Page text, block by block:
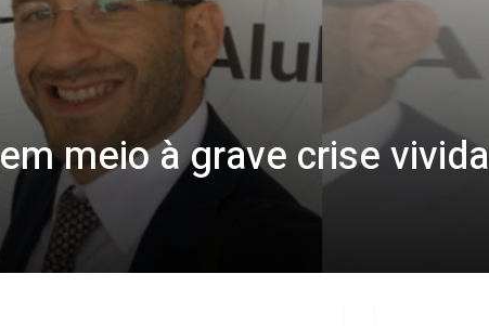
meio à grave crise